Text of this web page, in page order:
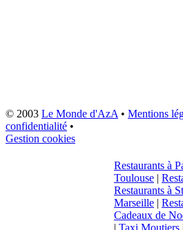
© 2003 Le Monde d'AzA• Mentions
confidentialité •
Gestion cookies
Restaurants à
Toulouse |
Restaurants à
Marseille |
Cadeaux de